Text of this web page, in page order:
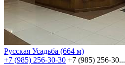
Русская Усадьба (664 м)
+7 (985) 256-30-30 +7 (985) 256-30...